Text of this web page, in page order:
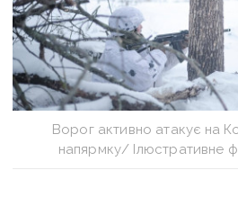
Ворог активно атакує на
напярмку/ Ілюстративне